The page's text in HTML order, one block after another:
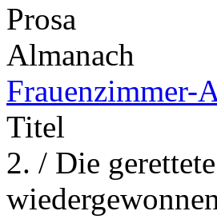
Prosa
Almanach
Frauenzimmer-
Titel
2. / Die